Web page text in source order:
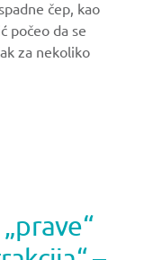
čep, kao
počeo da se
za nekoliko